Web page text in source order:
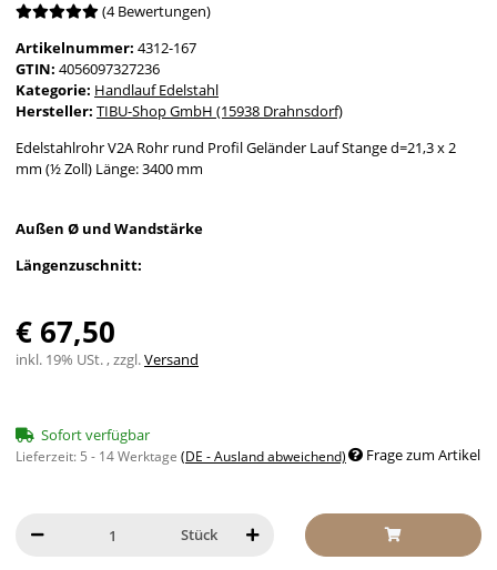
(4 Bewertungen)
Artikelnummer: 4312-167
GTIN: 4056097327236
Kategorie: Handlauf Edelstahl
Hersteller: TIBU-Shop GmbH (15938 Drahnsdorf)
Edelstahlrohr V2A Rohr rund Profil Geländer Lauf Stange d=21,3 x 2
mm (½ Zoll) Länge: 3400 mm
Außen Ø und Wandstärke
Längenzuschnitt:
€ 67,50
inkl. 19% USt. , zzgl.Versand
Sofort verfügbar
Lieferzeit: 5 - 14 Werktage (DE - Ausland abweichend) Frage zum Artikel
Stück